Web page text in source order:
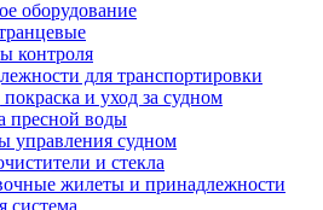
оборудование
контроля
для транспортировки
и уход за судном
пресной воды
управления судном
и стекла
жилеты и принадлежности
система